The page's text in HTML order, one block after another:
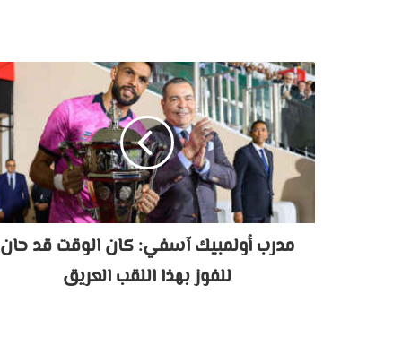
مدرب أولمبيك آسفي: كان الوقت قد حان
للفوز بهذا اللقب العريق